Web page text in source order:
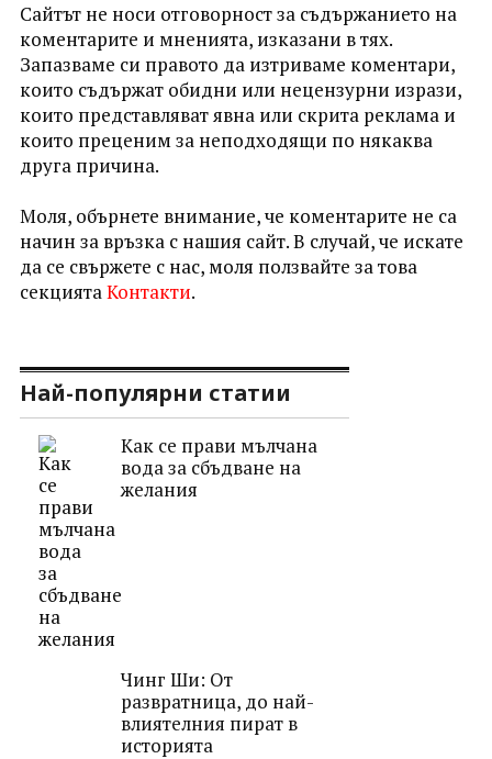
Сайтът не носи отговорност за съдържанието на
коментарите и мненията, изказани в тях.
Запазваме си правото да изтриваме коментари,
които съдържат обидни или нецензурни изрази,
които представляват явна или скрита реклама и
които преценим за неподходящи по някаква
друга причина.
Моля, обърнете внимание, че коментарите не са
начин за връзка с нашия сайт. В случай, че искате
да се свържете с нас, моля ползвайте за това
секциятаКонтакти.
Най-популярни статии
Как се прави мълчана
вода за сбъдване на
желания
Чинг Ши: От
развратница, до най-
влиятелния пират в
историята